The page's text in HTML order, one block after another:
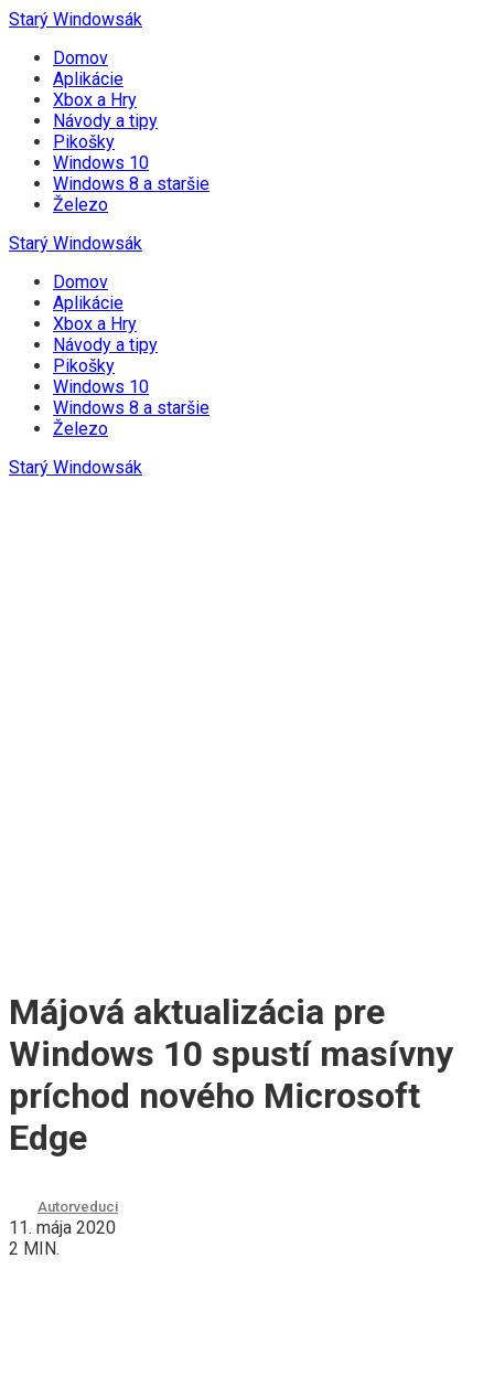
Starý Windowsák
Domov
Aplikácie
Xbox a Hry
Návody a tipy
Pikošky
Windows 10
Windows 8 a staršie
Železo
Starý Windowsák
Domov
Aplikácie
Xbox a Hry
Návody a tipy
Pikošky
Windows 10
Windows 8 a staršie
Železo
Starý Windowsák
Májová aktualizácia pre
Windows 10 spustí masívny
príchod nového Microsoft
Edge
Autorveduci
11. mája 2020
2 MIN.